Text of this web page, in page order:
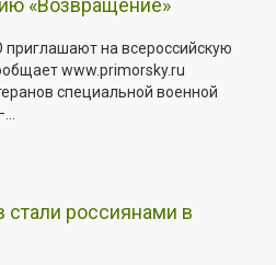
«Возвращение»
на всероссийскую
www.primorsky.ru
специальной военной
стали россиянами в